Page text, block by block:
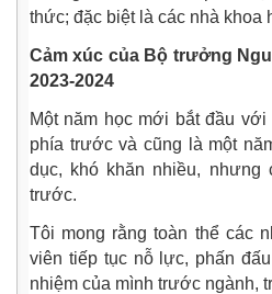
thức; đặc biệt là các nhà khoa
Cảm xúc của Bộ trưởng
2023-2024
Một năm học mới bắt đầu
phía trước và cũng là một
dục, khó khăn nhiều,
trước.
Tôi mong rằng toàn thể các
viên tiếp tục nỗ lực, phấn
nhiệm của mình trước ngành,